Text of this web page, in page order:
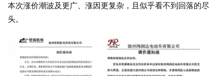
本次涨价潮波及更广、涨因更复杂，且似乎看不到回落的尽
头。